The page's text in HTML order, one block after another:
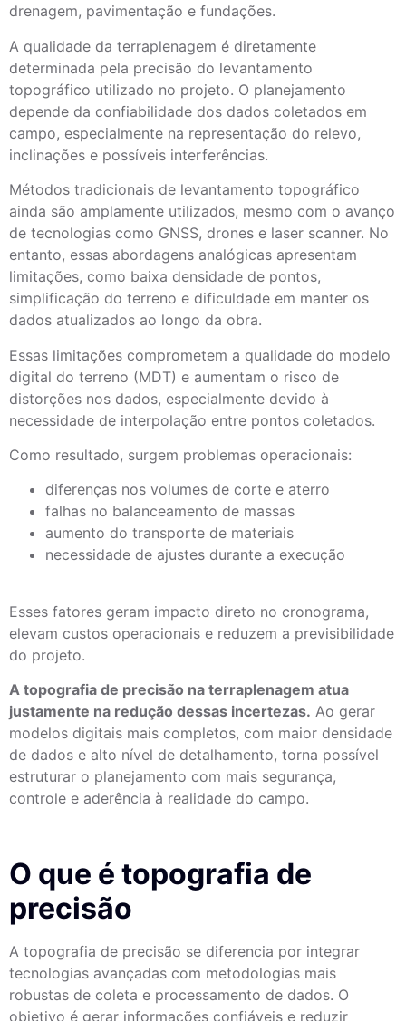
drenagem, pavimentação e fundações.
A qualidade da terraplenagem é diretamente
determinada pela precisão do levantamento
topográfico utilizado no projeto. O planejamento
depende da confiabilidade dos dados coletados em
campo, especialmente na representação do relevo,
inclinações e possíveis interferências.
Métodos tradicionais de levantamento topográfico
ainda são amplamente utilizados, mesmo com o avanço
de tecnologias como GNSS, drones e laser scanner. No
entanto, essas abordagens analógicas apresentam
limitações, como baixa densidade de pontos,
simplificação do terreno e dificuldade em manter os
dados atualizados ao longo da obra.
Essas limitações comprometem a qualidade do modelo
digital do terreno (MDT) e aumentam o risco de
distorções nos dados, especialmente devido à
necessidade de interpolação entre pontos coletados.
Como resultado, surgem problemas operacionais:
diferenças nos volumes de corte e aterro
falhas no balanceamento de massas
aumento do transporte de materiais
necessidade de ajustes durante a execução
Esses fatores geram impacto direto no cronograma,
elevam custos operacionais e reduzem a previsibilidade
do projeto.
A topografia de precisão na terraplenagem atua
justamente na redução dessas incertezas. Ao gerar
modelos digitais mais completos, com maior densidade
de dados e alto nível de detalhamento, torna possível
estruturar o planejamento com mais segurança,
controle e aderência à realidade do campo.
O que é topografia de
precisão
A topografia de precisão se diferencia por integrar
tecnologias avançadas com metodologias mais
robustas de coleta e processamento de dados. O
objetivo é gerar informações confiáveis e reduzir